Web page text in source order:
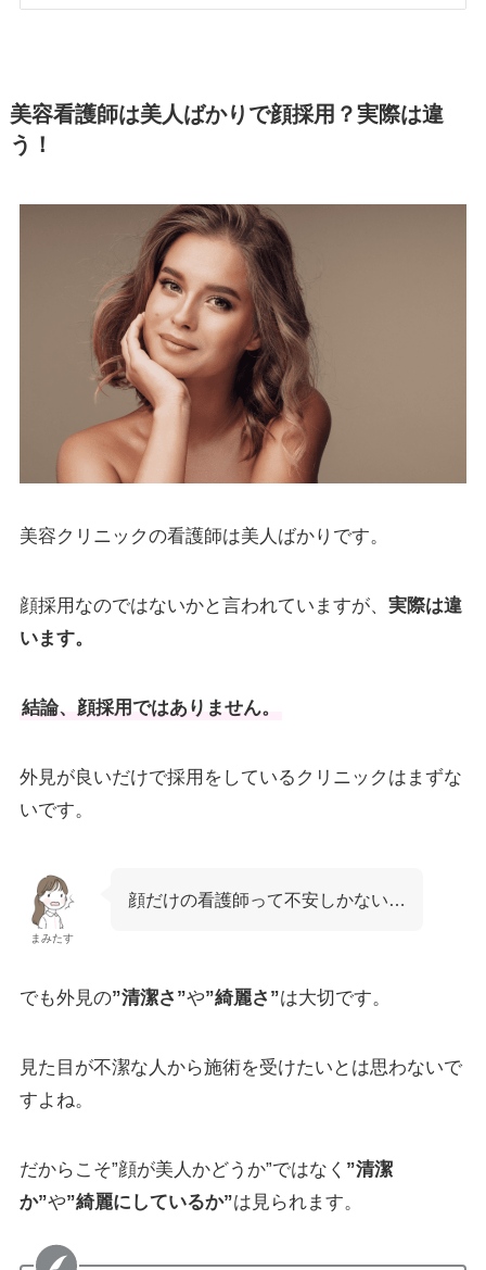
美容看護師は美人ばかりで顔採用？実際は違
う！
美容クリニックの看護師は美人ばかりです。
顔採用なのではないかと言われていますが、 実際は違
います。
結論、顔採用ではありません。
外見が良いだけで採用をしているクリニックはまずな
いです。
まみたす
顔だけの看護師って不安しかない…
でも外見の”清潔さ”や”綺麗さ”は大切です。
見た目が不潔な人から施術を受けたいとは思わないで
すよね。
だからこそ”顔が美人かどうか”ではなく ”清潔
か”や”綺麗にしているか”は見られます。